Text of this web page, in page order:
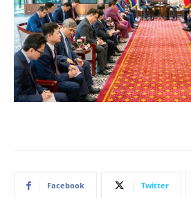
Facebook Twitter